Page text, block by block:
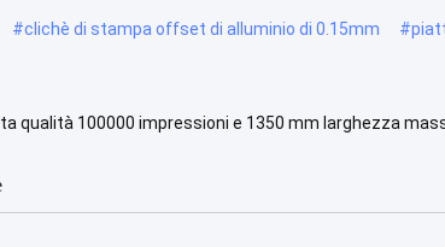
#clichè di stampa offset di alluminio di 0.15mm #
qualità 100000 impressioni e 1350 mm larghezza